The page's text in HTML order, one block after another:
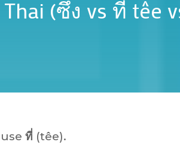
(ซึ่ง vs ที่ têe
useที่ (têe).